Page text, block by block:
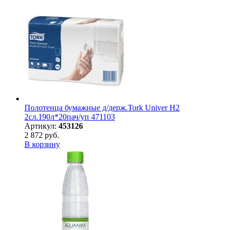
Полотенца бумажные д/держ.Tork Univer H2
2сл.190л*20пач/уп 471103
Артикул: 453126
2 872 руб.
В корзину